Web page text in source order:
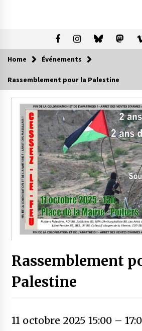
Home Événements
Rassemblement pour la Palestine
Rassemblement
Palestine
11 octobre 2025 15:00–